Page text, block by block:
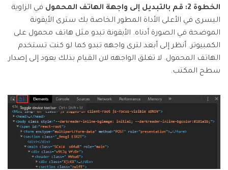
الخطوة 2: قم بالتبديل إلى واجهة الهاتف المحمول
في الزاوية
اليسرى في الأعلى الأداة المطور الخاصة بك سترى الأيقونة
الموضحة في الصورة أدناه. الأيقونة تبدو مثل هاتف محمول على
الكمبيوتر. أنظر إلى أبعد لترى واجهه تبدو كما لو كنت تستخدم
الهاتف المحمول. لا تغلق الواجهه لان القيام بذلك يعود إلى إصدار
سطح المكتب.